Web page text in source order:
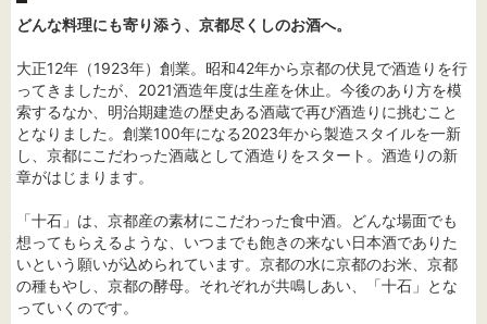
どんな料理にも寄り添う、京都尽くしのお酒へ。
大正12年（1923年）創業。昭和42年から京都の伏見で酒造りを行
ってきましたが、2021酒造年度は生産を休止。今後のあり方を模
索するなか、明治期建造の歴史ある酒蔵で再び酒造りに挑むこと
となりました。創業100年になる2023年から製造スタイルを一新
し、京都にこだわった酒蔵として酒造りをスタート。酒造りの新
章がはじまります。
「十石」は、京都産の素材にこだわった食中酒。どんな場面でも
想ってもらえるような、いつまでも飽きの来ない日本酒でありた
いという願いが込められています。京都の水に京都のお米、京都
の種もやし、京都の酵母。それぞれが共鳴しあい、「十石」とな
っていくのです。